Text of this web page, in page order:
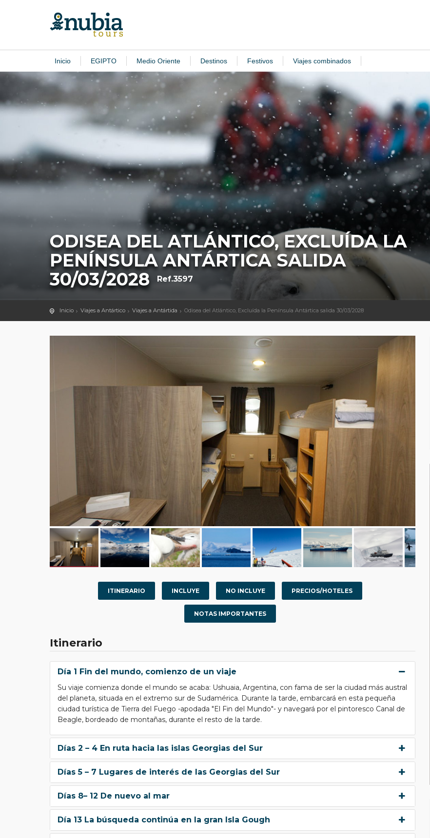
Inicio EGIPTO Medio Oriente Destinos Festivos Viajes combinados
ODISEA DEL ATLÁNTICO, EXCLUÍDA LA
PENÍNSULA ANTÁRTICA SALIDA
30/03/2028
Ref.3597
Inicio Viajes a Antártico Viajes a Antártida Odisea del Atlántico, Excluída la Península Antártica salida 30/03/2028
ITINERARIO INCLUYE NO INCLUYE PRECIOS/HOTELES
NOTAS IMPORTANTES
Itinerario
Día 1 Fin del mundo, comienzo de un viaje
Su viaje comienza donde el mundo se acaba: Ushuaia, Argentina, con fama de ser la ciudad más austral
del planeta, situada en el extremo sur de Sudamérica. Durante la tarde, embarcará en esta pequeña
ciudad turística de Tierra del Fuego -apodada "El Fin del Mundo"- y navegará por el pintoresco Canal de
Beagle, bordeado de montañas, durante el resto de la tarde.
Días 2 – 4 En ruta hacia las islas Georgias del Sur
Días 5 – 7 Lugares de interés de las Georgias del Sur
Días 8– 12 De nuevo al mar
Día 13 La búsqueda continúa en la gran Isla Gough